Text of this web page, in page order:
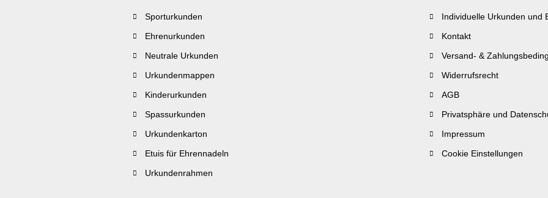
Sporturkunden
Ehrenurkunden
Neutrale Urkunden
Urkundenmappen
Kinderurkunden
Spassurkunden
Urkundenkarton
Etuis für Ehrennadeln
Urkundenrahmen
Individuelle Urkunden und
Kontakt
Versand- &
Widerrufsrecht
AGB
Privatsphäre und
Impressum
Cookie Einstellungen